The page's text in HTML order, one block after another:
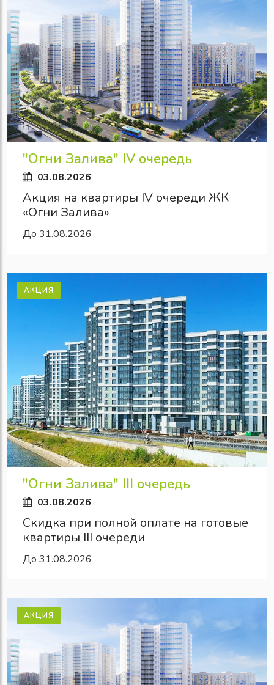
"Огни Залива" IV очередь
03.08.2026
Акция на квартиры IV очереди ЖК
«Огни Залива»
До 31.08.2026
АКЦИЯ
"Огни Залива" III очередь
03.08.2026
Скидка при полной оплате на готовые
квартиры III очереди
До 31.08.2026
АКЦИЯ